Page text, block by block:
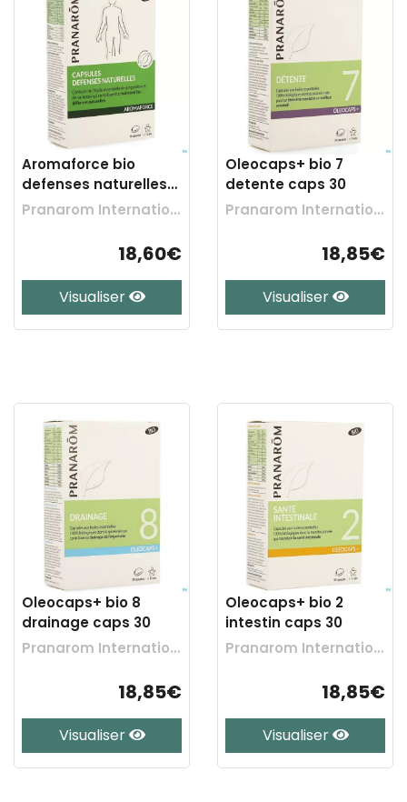
Aromaforce bio
defenses naturelles
caps 30
Pranarom International
18,60€
Visualiser
Oleocaps+ bio 7
detente caps 30
Pranarom International
18,85€
Visualiser
Oleocaps+ bio 8
drainage caps 30
Pranarom International
18,85€
Visualiser
Oleocaps+ bio 2
intestin caps 30
Pranarom International
18,85€
Visualiser